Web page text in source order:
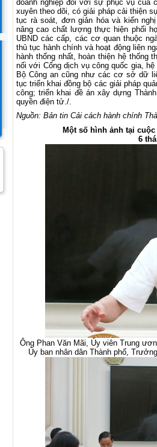
doanh nghiệp đối với sự phục vụ của
xuyên theo dõi, có giải pháp cải thiện
tục rà soát, đơn giản hóa và kiến
nâng cao chất lượng thực hiện phối
UBND các cấp, các cơ quan thuộc
thủ tục hành chính và hoạt động liên
hành thống nhất, hoàn thiện hệ thống
nối với Cổng dịch vụ công quốc gia,
Bộ Công an cũng như các cơ sở dữ
tục triển khai đồng bộ các giải pháp
công; triển khai đề án xây dựng
quyền điện tử./.
Nguồn: Bản tin Cải cách hành chính
Một số hình ảnh tại
6
Ông Phan Văn Mãi, Ủy viên Trung
Ủy ban nhân dân Thành phố,